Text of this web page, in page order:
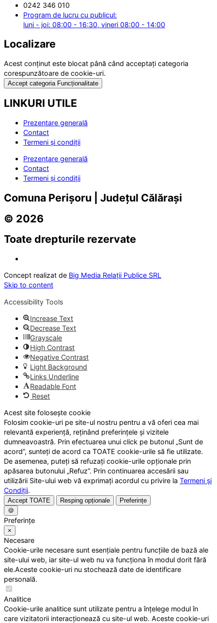
0242 346 010
Program de lucru cu publicul:
luni - joi: 08:00 - 16:30, vineri 08:00 - 14:00
Localizare
Acest conținut este blocat până când acceptați categoria
corespunzătoare de cookie-uri.
Accept categoria Funcționalitate
LINKURI UTILE
Prezentare generală
Contact
Termeni și condiții
Prezentare generală
Contact
Termeni și condiții
Comuna Perișoru | Județul Călărași
© 2026
Toate drepturile rezervate
Concept realizat de Big Media Relații Publice SRL
Skip to content
Accessibility Tools
Increase Text
Decrease Text
Grayscale
High Contrast
Negative Contrast
Light Background
Links Underline
Readable Font
Reset
Acest site folosește cookie
Folosim cookie-uri pe site-ul nostru pentru a vă oferi cea mai
relevantă experiență, reținând preferințele și vizitele
dumneavoastră. Prin efectuarea unui click pe butonul „Sunt de
acord”, sunteți de acord ca TOATE cookie-urile să fie utilizate.
De asemenea, puteți să refuzați cookie-urile opționale prin
apăsarea butonului „Refuz”. Prin continuarea accesării sau
utilizării Site-ului web vă exprimați acordul cu privire la Termeni și
Condiții.
Accept TOATE Resping opționale
Preferințe
🍪
Preferințe
×
Necesare
Cookie-urile necesare sunt esențiale pentru funcțiile de bază ale
site-ului web, iar site-ul web nu va funcționa în modul dorit fără
ele.Aceste cookie-uri nu stochează date de identificare
personală.
Analitice
Cookie-urile analitice sunt utilizate pentru a înțelege modul în
care vizitatorii interacționează cu site-ul web. Aceste cookie-uri